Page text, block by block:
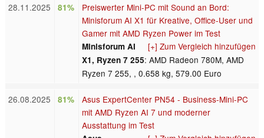
28.11.2025 81%
Preiswerter Mini-PC mit Sound an Bord:
Minisforum AI X1 für Kreative, Office-User und
Gamer mit AMD Ryzen Power im Test
[+] Zum Vergleich hinzufügen
Minisforum AI
X1, Ryzen 7 255: AMD Radeon 780M, AMD
Ryzen 7 255, , 0.658 kg, 579.00 Euro
26.08.2025 81%
Asus ExpertCenter PN54 - Business-Mini-PC
mit AMD Ryzen AI 7 und moderner
Ausstattung im Test